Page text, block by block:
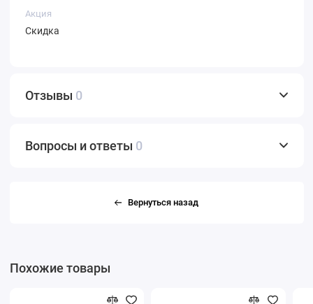
Акция
Скидка
Отзывы 0
Вопросы и ответы 0
Вернуться назад
Похожие товары